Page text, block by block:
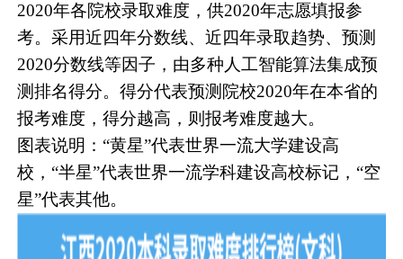
2020年各院校录取难度，供2020年志愿填报参
考。采用近四年分数线、近四年录取趋势、预测
2020分数线等因子，由多种人工智能算法集成预
测排名得分。得分代表预测院校2020年在本省的
报考难度，得分越高，则报考难度越大。
图表说明：“黄星”代表世界一流大学建设高
校，“半星”代表世界一流学科建设高校标记，“空
星”代表其他。